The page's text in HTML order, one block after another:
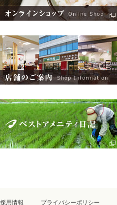
採用情報 プライバシーポリシー